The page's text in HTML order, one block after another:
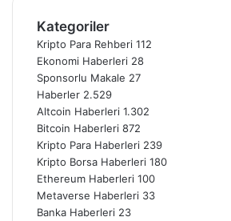
Kategoriler
Kripto Para Rehberi 112
Ekonomi Haberleri 28
Sponsorlu Makale 27
Haberler 2.529
Altcoin Haberleri 1.302
Bitcoin Haberleri 872
Kripto Para Haberleri 239
Kripto Borsa Haberleri 180
Ethereum Haberleri 100
Metaverse Haberleri 33
Banka Haberleri 23